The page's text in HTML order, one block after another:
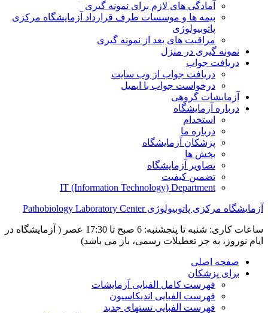
آمادگی های لازم برای نمونه گیری
بیمه ها و موسسات طرف قرارداد آزمایشگاه مرکزی
پاتوبیولوژی
مراقبت های بعد از نمونه گیری
نمونه گیری در منزل
دریافت جواب
دریافت جواب از وب سایت
درخواست جواب با ایمیل
آزمایشات گروهی
درباره آزمایشگاه
استخدام
درباره ما
پزشکان آزمایشگاه
بخش ها
تصاویر آزمایشگاه
تضمین کیفیت
IT (Information Technology) Department
آزمایشگاه مرکزی پاتوبیولوژی Pathobiology Laboratory Center
ساعات کاری: شنبه تا پنجشنبه: 6 صبح تا 17:30 عصر ( آزمایشگاه در
ایام نوروز، به جز تعطیلات رسمی، باز می باشد)
صفحه اصلی
برای پزشکان
فهرست کامل الفبایی آزمایشات
فهرست الفبایی اندیکاسیون
فهرست الفبایی تستهای جدید